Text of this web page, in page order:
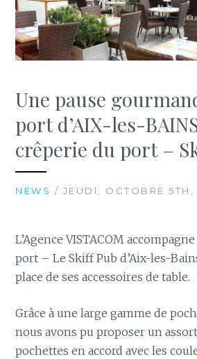
Une pause
port d’AIX-les-
crêperie du port –
NEWS / JEUDI, OCTOBRE 5TH,
L’Agence VISTACOM
port – Le Skiff Pub d’Aix-les-
place de ses accessoires de table.
Grâce à une large gamme de
nous avons pu proposer un
pochettes en accord avec les